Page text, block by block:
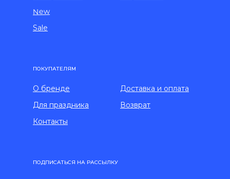
О бренде
Доставка и оплата
Возврат
ПОКУПАТЕЛЯМ
New
Sale
ПОДПИСАТЬСЯ НА РАССЫЛКУ
Контакты
Для праздника